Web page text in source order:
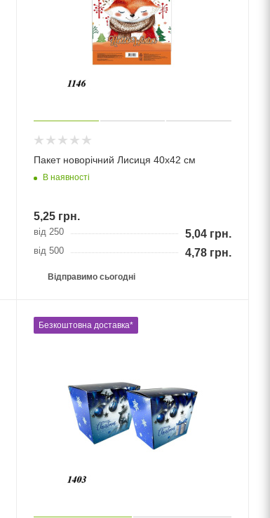
Пакет новорічний Лисиця 40х42 см
В наявності
5,25грн.
від 250 5,04грн.
від 500 4,78грн.
Відправимо сьогодні
Безкоштовна доставка*